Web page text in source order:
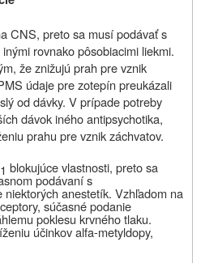
CNS, preto sa musí podávať s
rovnako pôsobiacimi liekmi.
že znižujú prah pre vznik
údaje pre zotepín preukázali
od dávky. V prípade potreby
dávok iného antipsychotika,
prahu pre vznik záchvatov.
1 blokujúce vlastnosti, preto sa
podávaní s
anestetík. Vzhľadom na
súčasné podanie
poklesu krvného tlaku.
účinkov alfa-metyldopy,